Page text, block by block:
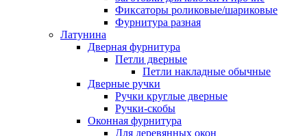
Фиксаторы роликовые/шариковые
Фурнитура разная
Латунина
Дверная фурнитура
Петли дверные
Петли накладные обычные
Дверные ручки
Ручки круглые дверные
Ручки-скобы
Оконная фурнитура
Для деревянных окон